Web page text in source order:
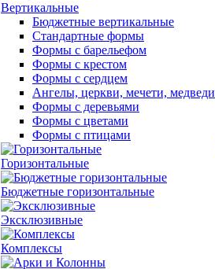
Вертикальные
Бюджетные вертикальные
Стандартные формы
Формы с барельефом
Формы с крестом
Формы с сердцем
Ангелы, церкви, мечети, медведи
Формы с деревьями
Формы с цветами
Формы с птицами
Горизонтальные
Бюджетные горизонтальные
Эксклюзивные
Комплексы